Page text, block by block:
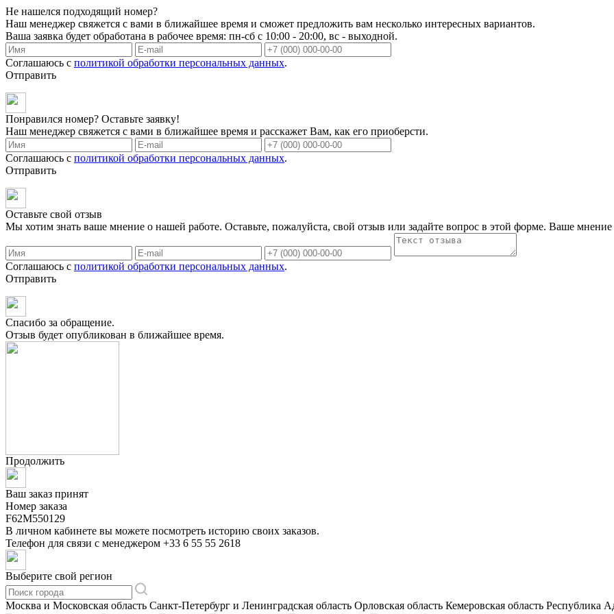
Не нашелся подходящий номер?
Наш менеджер свяжется с вами в ближайшее время и сможет предложить вам несколько интересных вариантов.
Ваша заявка будет обработана в рабочее время: пн-сб с 10:00 - 20:00, вс - выходной.
Соглашаюсь с политикой обработки персональных данных.
Отправить
Понравился номер? Оставьте заявку!
Наш менеджер свяжется с вами в ближайшее время и расскажет Вам, как его приоберсти.
Соглашаюсь с политикой обработки персональных данных.
Отправить
Оставьте свой отзыв
Мы хотим знать ваше мнение о нашей работе. Оставьте, пожалуйста, свой отзыв или задайте вопрос в этой форме. Ваше
Соглашаюсь с политикой обработки персональных данных.
Отправить
Спасибо за обращение.
Отзыв будет опубликован в ближайшее время.
Продолжить
Ваш заказ принят
Номер заказа
F62M550129
В личном кабинете вы можете посмотреть историю своих заказов.
Телефон для связи с менеджером +33 6 55 55 2618
Выберите свой регион
Москва и Московская область Санкт-Петербург и Ленинградская область Орловская область Кемеровская область Республика